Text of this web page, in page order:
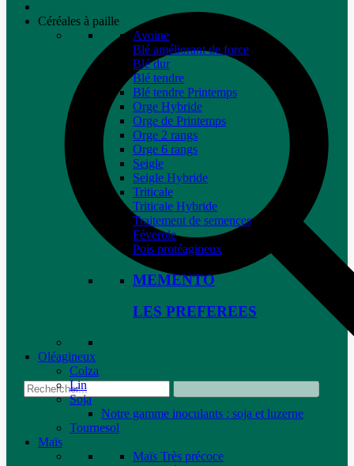
Céréales à paille
Avoine
Blé améliorant de force
Blé dur
Blé tendre
Blé tendre Printemps
Orge Hybride
Orge de Printemps
Orge 2 rangs
Orge 6 rangs
Seigle
Seigle Hybride
Triticale
Triticale Hybride
Traitement de semences
Féverole
Pois protéagineux
MEMENTO
LES PREFEREES
Oléagineux
Colza
Lin
Soja
Notre gamme inoculants : soja et luzerne
Tournesol
Maïs
Maïs Très précoce